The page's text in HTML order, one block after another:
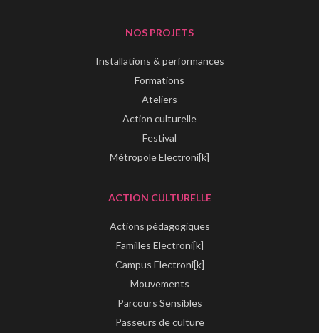
NOS PROJETS
Installations & performances
Formations
Ateliers
Action culturelle
Festival
Métropole Electroni[k]
ACTION CULTURELLE
Actions pédagogiques
Familles Electroni[k]
Campus Electroni[k]
Mouvements
Parcours Sensibles
Passeurs de culture